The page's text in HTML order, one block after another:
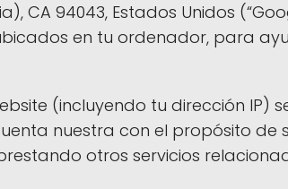
CA 94043, Estados Unidos
en tu ordenador, para
(incluyendo tu dirección IP)
nuestra con el propósito de
otros servicios